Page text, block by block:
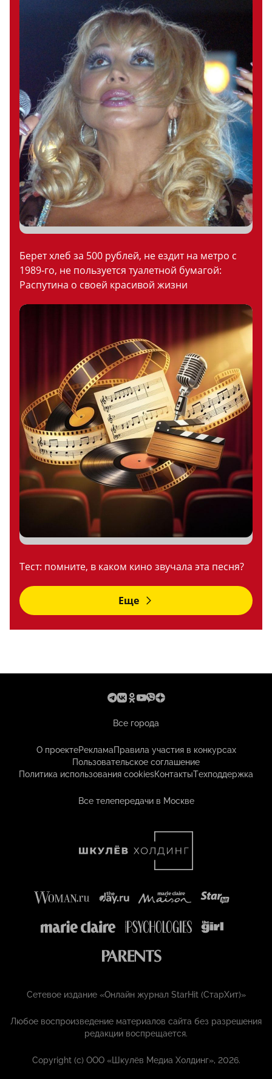
Берет хлеб за 500 рублей, не ездит на метро с
1989-го, не пользуется туалетной бумагой:
Распутина о своей красивой жизни
Тест: помните, в каком кино звучала эта песня?
Еще
Все города
О проектеРекламаПравила участия в конкурсах
Пользовательское соглашение
Политика использования cookiesКонтактыТехподдержка
Все телепередачи в Москве
Сетевое издание «Онлайн журнал StarHit (СтарХит)»
Любое воспроизведение материалов сайта без разрешения
редакции воспрещается.
Copyright (с) ООО «Шкулёв Медиа Холдинг», 2026.